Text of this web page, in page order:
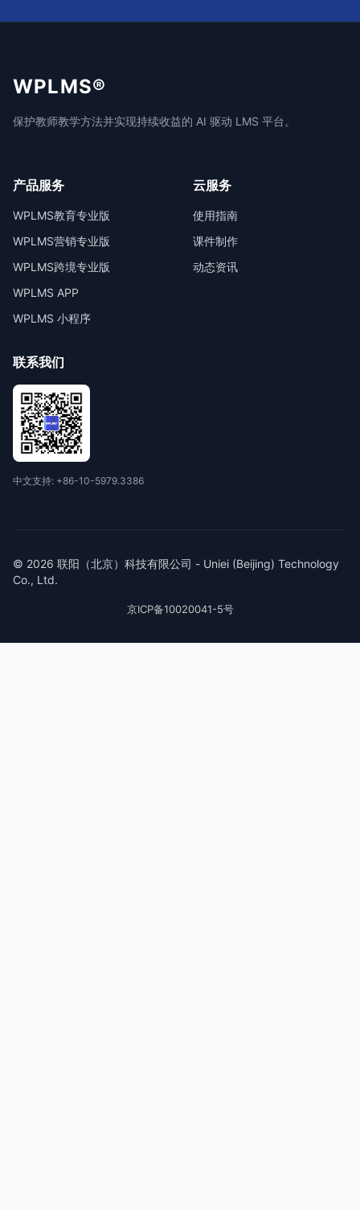
WPLMS®
保护教师教学方法并实现持续收益的 AI 驱动 LMS 平台。
产品服务
WPLMS教育专业版
WPLMS营销专业版
WPLMS跨境专业版
WPLMS APP
WPLMS 小程序
云服务
使用指南
课件制作
动态资讯
联系我们
中文支持: +86-10-5979.3386
© 2026 联阳（北京）科技有限公司 - Uniei (Beijing) Technology
Co., Ltd.
京ICP备10020041-5号